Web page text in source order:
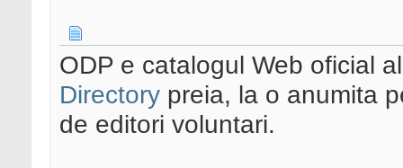
ODP e catalogul Web oficial
Directory preia, la o anumita
de editori voluntari.